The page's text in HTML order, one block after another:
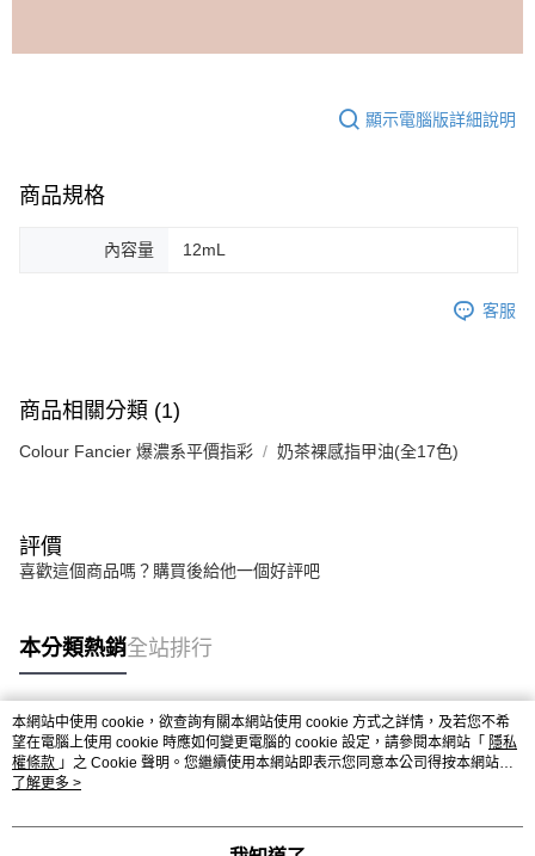
顯示電腦版詳細說明
商品規格
內容量 12mL
客服
商品相關分類 (1)
Colour Fancier 爆濃系平價指彩 奶茶裸感指甲油(全17色)
評價
喜歡這個商品嗎？購買後給他一個好評吧
本分類熱銷全站排行
熱門標籤
本網站中使用 cookie，欲查詢有關本網站使用 cookie 方式之詳情，及若您不希
望在電腦上使用 cookie 時應如何變更電腦的 cookie 設定，請參閱本網站「 隱私
權條款 」之 Cookie 聲明。您繼續使用本網站即表示您同意本公司得按本網站使
用條款之 Cookie 聲明使用 cookie。
了解更多 >